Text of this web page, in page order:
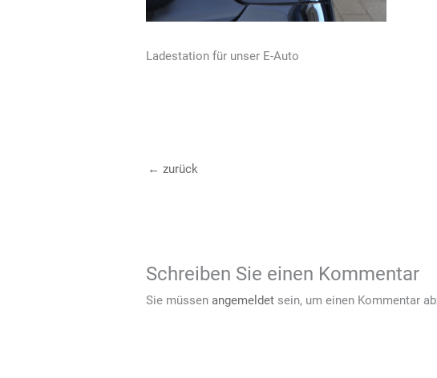
Ladestation für unser E-Auto
← zurück
Schreiben Sie einen Kommentar
Sie müssen angemeldet sein, um einen Kommentar